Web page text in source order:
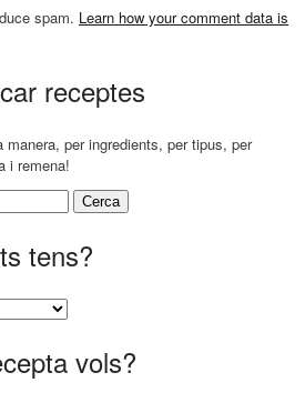
spam. Learn how your comment data is
receptes
per ingredients, per tipus, per
i remena!
tens?
vols?